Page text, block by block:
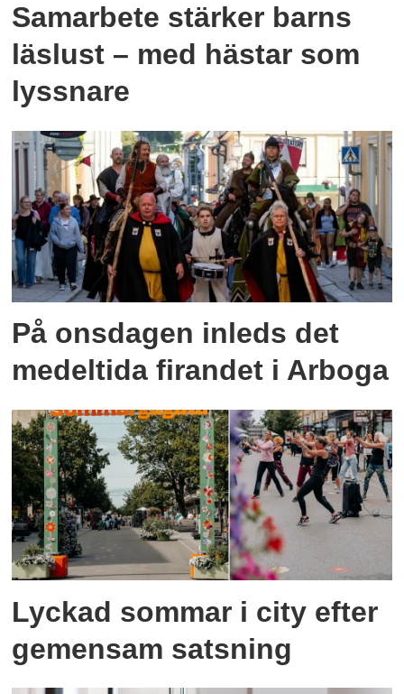
Samarbete stärker barns
läslust – med hästar som
lyssnare
På onsdagen inleds det
medeltida firandet i Arboga
Lyckad sommar i city efter
gemensam satsning